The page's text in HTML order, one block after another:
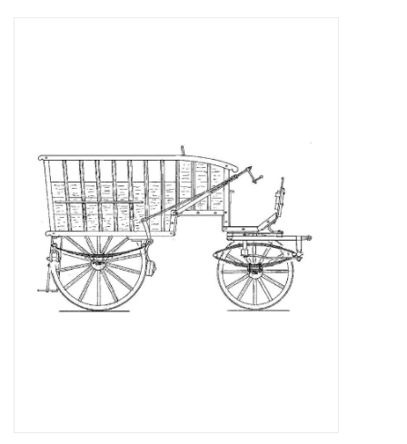
Neue Zeichnungen
NEUE ZEITSCHRIFTEN
ABONNEMENT DER
MODELLBAUER